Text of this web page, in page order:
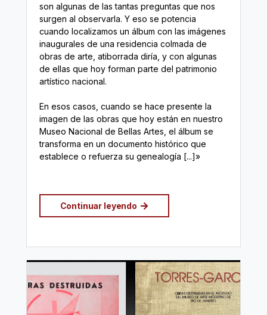
son algunas de las tantas preguntas que nos
surgen al observarla. Y eso se potencia
cuando localizamos un álbum con las imágenes
inaugurales de una residencia colmada de
obras de arte, atiborrada diría, y con algunas
de ellas que hoy forman parte del patrimonio
artístico nacional.
En esos casos, cuando se hace presente la
imagen de las obras que hoy están en nuestro
Museo Nacional de Bellas Artes, el álbum se
transforma en un documento histórico que
establece o refuerza su genealogía [...]»
Continuar leyendo